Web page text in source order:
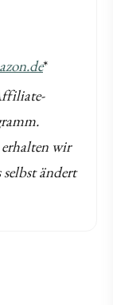
*
wir
ändert